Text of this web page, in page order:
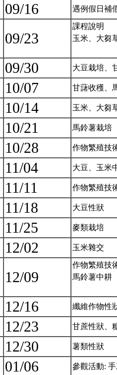
09/16 遇例假日補
09/23
課程說明
玉米、大芻
09/30 大豆栽培、
10/07 甘藷收穫、
10/14 玉米、大芻
10/21 馬鈴薯栽培
10/28 作物繁殖技
11/04 大豆、玉米
11/11 作物繁殖技
11/18 大豆性狀
11/25 麥類栽培
12/02 玉米雜交
12/09
作物繁殖技
馬鈴薯中耕
12/16 纖維作物性
12/23 甘蔗性狀、
12/30 薯類性狀
01/06 參觀活動: